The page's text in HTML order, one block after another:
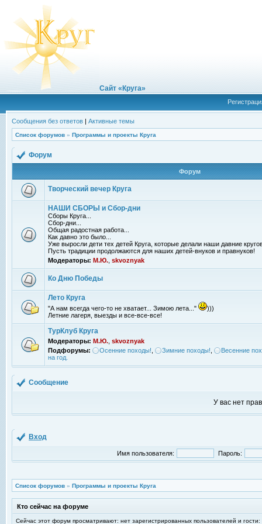
Сайт «Круга»
Сообщения без ответов | Активные темы
Список форумов » Программы и проекты Круга
Форум
Форум
Творческий вечер Круга
НАШИ СБОРЫ и Сбор-дни
Сборы Круга...
Сбор-дни...
Общая радостная работа...
Как давно это было...
Уже выросли дети тех детей Круга, которые делали наши давние
Пусть традиции продолжаются для наших детей-внуков и правнуков!
Модераторы: М.Ю. skvoznyak
Ко Дню Победы
Лето Круга
"А нам всегда чего-то не хватает... Зимою лета..."
)))
Летние лагеря, выезды и все-все-все!
ТурКлуб Круга
Модераторы: М.Ю. skvoznyak
Подфорумы:
Осенние походы! Зимние походы!
Весенние
на год.
Сообщение
У вас нет
Вход
Имя пользователя: Пароль:
Список форумов » Программы и проекты Круга
Кто сейчас на форуме
Сейчас этот форум просматривают: нет зарегистрированных пользователей и гости: